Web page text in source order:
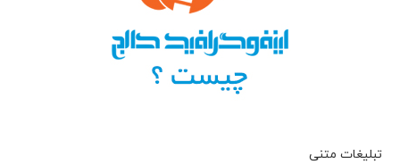
تبلیغات متنی